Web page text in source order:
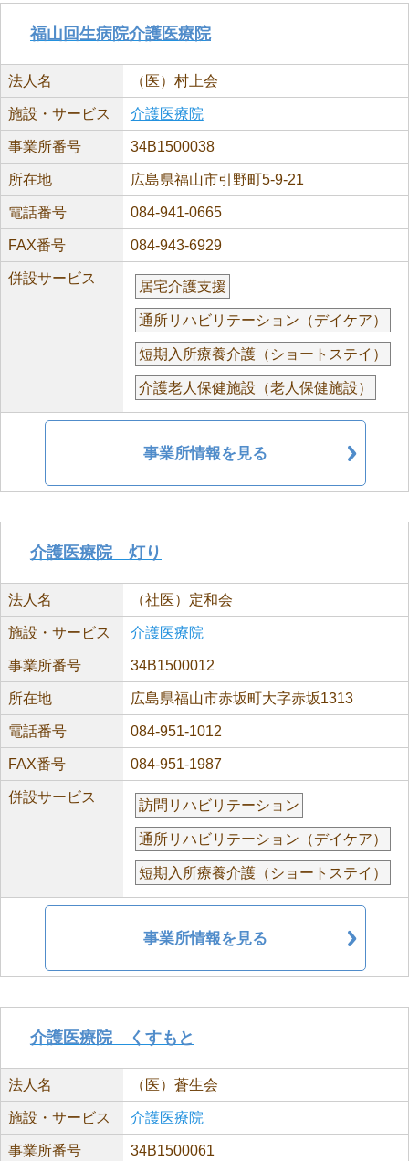
福山回生病院介護医療院
法人名 （医）村上会
施設・サービス 介護医療院
事業所番号 34B1500038
所在地 広島県福山市引野町5-9-21
電話番号 084-941-0665
FAX番号 084-943-6929
併設サービス
居宅介護支援
通所リハビリテーション（デイケア）
短期入所療養介護（ショートステイ）
介護老人保健施設（老人保健施設）
事業所情報を見る
介護医療院 灯り
法人名 （社医）定和会
施設・サービス 介護医療院
事業所番号 34B1500012
所在地 広島県福山市赤坂町大字赤坂1313
電話番号 084-951-1012
FAX番号 084-951-1987
併設サービス
訪問リハビリテーション
通所リハビリテーション（デイケア）
短期入所療養介護（ショートステイ）
事業所情報を見る
介護医療院 くすもと
法人名 （医）蒼生会
施設・サービス 介護医療院
事業所番号 34B1500061